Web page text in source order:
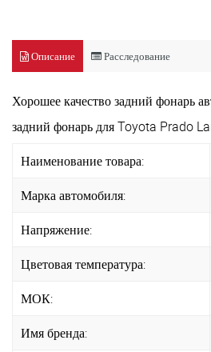
Описание Расследование
Хорошее качество задний фонарь
задний фонарь для Toyota Prado
Наименование товара:
Марка автомобиля:
Напряжение:
Цветовая температура:
МОК:
Имя бренда: